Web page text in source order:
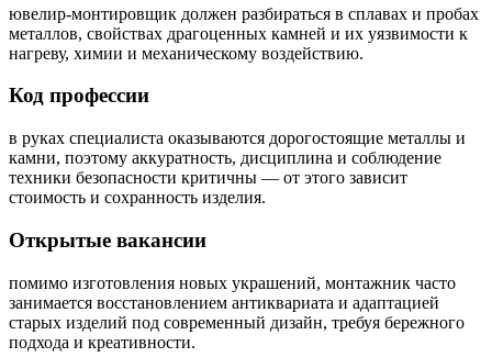
ювелир-монтировщик должен разбираться в сплавах и пробах
металлов, свойствах драгоценных камней и их уязвимости к
нагреву, химии и механическому воздействию.
Код профессии
в руках специалиста оказываются дорогостоящие металлы и
камни, поэтому аккуратность, дисциплина и соблюдение
техники безопасности критичны — от этого зависит
стоимость и сохранность изделия.
Открытые вакансии
помимо изготовления новых украшений, монтажник часто
занимается восстановлением антиквариата и адаптацией
старых изделий под современный дизайн, требуя бережного
подхода и креативности.